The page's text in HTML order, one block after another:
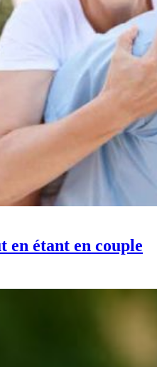
en étant en couple